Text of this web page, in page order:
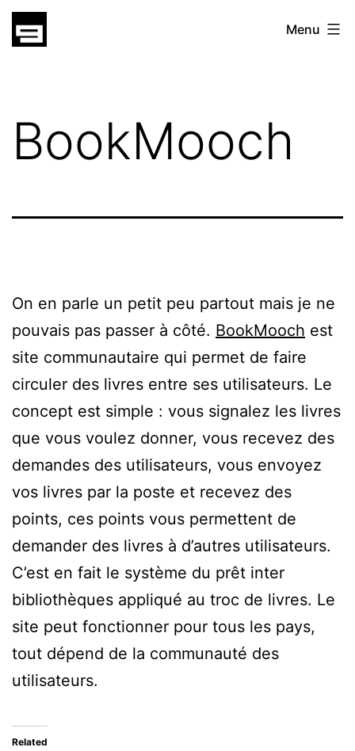
Skip
gatsu
Menu
BookMooch
On en parle un petit peu partout mais je ne
pouvais pas passer à côté. BookMooch est
site communautaire qui permet de faire
circuler des livres entre ses utilisateurs. Le
concept est simple : vous signalez les livres
que vous voulez donner, vous recevez des
demandes des utilisateurs, vous envoyez
vos livres par la poste et recevez des
points, ces points vous permettent de
demander des livres à d’autres utilisateurs.
C’est en fait le système du prêt inter
bibliothèques appliqué au troc de livres. Le
site peut fonctionner pour tous les pays,
tout dépend de la communauté des
utilisateurs.
Related